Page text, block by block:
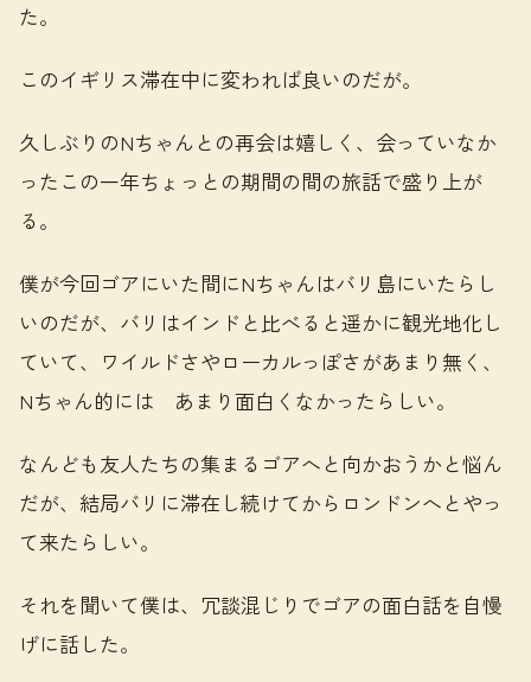
た。
このイギリス滞在中に変われば良いのだが。
久しぶりのNちゃんとの再会は嬉しく、会っていなか
ったこの一年ちょっとの期間の間の旅話で盛り上が
る。
僕が今回ゴアにいた間にNちゃんはバリ島にいたらし
いのだが、バリはインドと比べると遥かに観光地化し
ていて、ワイルドさやローカルっぽさがあまり無く、
Nちゃん的には あまり面白くなかったらしい。
なんども友人たちの集まるゴアへと向かおうかと悩ん
だが、結局バリに滞在し続けてからロンドンへとやっ
て来たらしい。
それを聞いて僕は、冗談混じりでゴアの面白話を自慢
げに話した。